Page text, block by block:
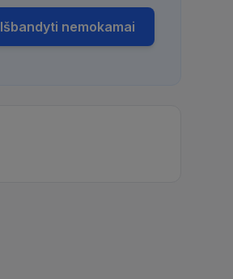
Išbandyti nemokamai